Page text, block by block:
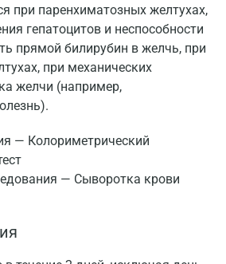
при паренхиматозных желтухах,
гепатоцитов и неспособности
прямой билирубин в желчь, при
при механических
желчи (например,
— Колориметрический
— Сыворотка крови